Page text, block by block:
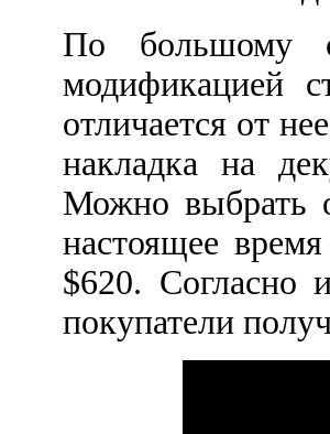
По большому
модификацией
отличается от
накладка на
Можно выбрать
настоящее
$620. Согласно
покупатели